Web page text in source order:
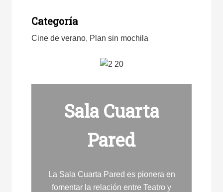
Categoría
Cine de verano, Plan sin mochila
Sala Cuarta
Pared
La Sala Cuarta Pared es pionera en
fomentar la relación entre Teatro y